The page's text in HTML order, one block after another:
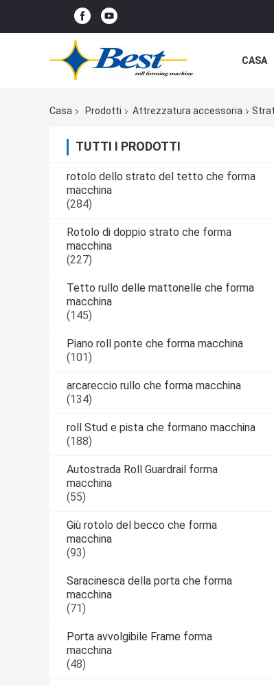
CASA
Casa Prodotti Attrezzatura accessoria
TUTTI I PRODOTTI
rotolo dello strato del tetto che forma
macchina
(284)
Rotolo di doppio strato che forma
macchina
(227)
Tetto rullo delle mattonelle che forma
macchina
(145)
Piano roll ponte che forma macchina
(101)
arcareccio rullo che forma macchina
(134)
roll Stud e pista che formano macchina
(188)
Autostrada Roll Guardrail forma
macchina
(55)
Giù rotolo del becco che forma
macchina
(93)
Saracinesca della porta che forma
macchina
(71)
Porta avvolgibile Frame forma
macchina
(48)